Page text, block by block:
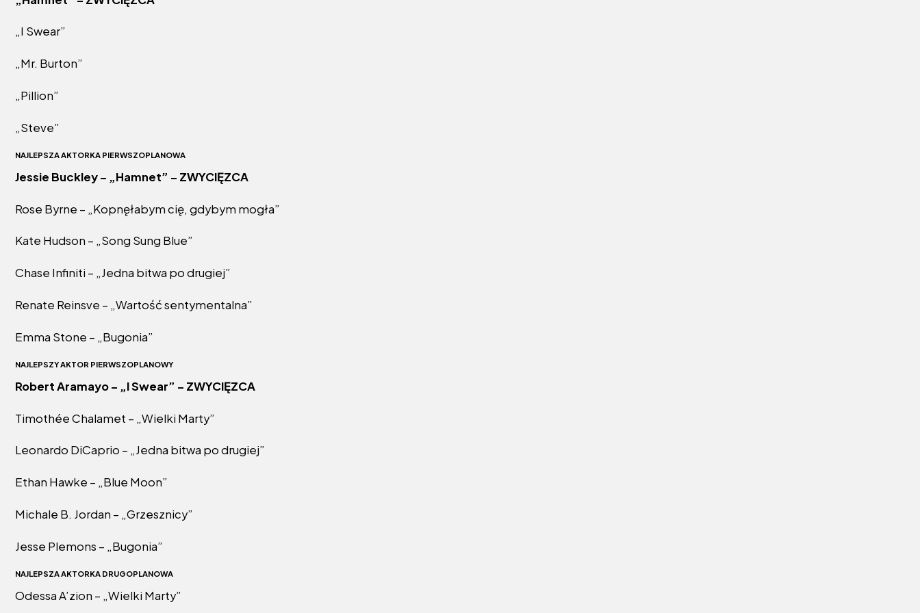
„I Swear”
„Mr. Burton”
„Pillion”
„Steve”
NAJLEPSZA AKTORKA PIERWSZOPLANOWA
Jessie Buckley – „Hamnet” – ZWYCIĘZCA
Rose Byrne – „Kopnęłabym cię, gdybym mogła”
Kate Hudson – „Song Sung Blue”
Chase Infiniti – „Jedna bitwa po drugiej”
Renate Reinsve – „Wartość sentymentalna”
Emma Stone – „Bugonia”
NAJLEPSZY AKTOR PIERWSZOPLANOWY
Robert Aramayo – „I Swear” – ZWYCIĘZCA
Timothée Chalamet – „Wielki Marty”
Leonardo DiCaprio – „Jedna bitwa po drugiej”
Ethan Hawke – „Blue Moon”
Michale B. Jordan – „Grzesznicy”
Jesse Plemons – „Bugonia”
NAJLEPSZA AKTORKA DRUGOPLANOWA
Odessa A’zion – „Wielki Marty”